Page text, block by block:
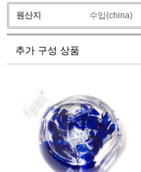
원산지 수입(china)
추가 구성 상품